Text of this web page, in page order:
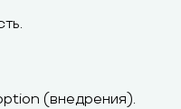
(внедрения).